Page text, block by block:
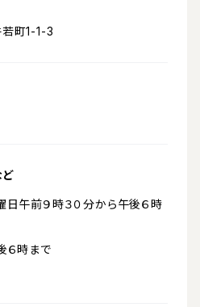
町1-1-3
ど
日午前９時３０分から午後６時
６時まで